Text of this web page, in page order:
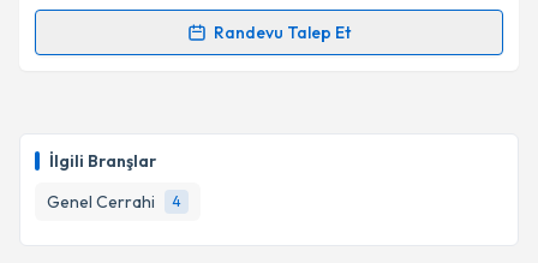
İlgili Branşlar
Genel Cerrahi
4
Kişisel verilerimin işlenmesine ilişkinAydınlatma
'ni okudum ve kişisel verilerimin belirtilen
kapsamda işlenmesini kabul ediyorum.
Takvim Talebini Gönder
Randevu Talep Et
Randevu Takvimi Talebi
takvim hazırlandığında e-posta ile bilgilendireceğiz.
E-posta Adresiniz